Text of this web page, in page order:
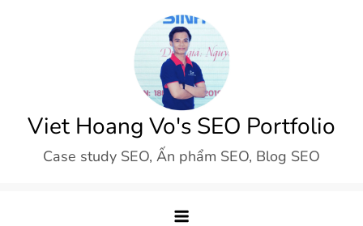
Viet Hoang Vo's SEO Portfolio
Case study SEO, Ấn phẩm SEO, Blog SEO